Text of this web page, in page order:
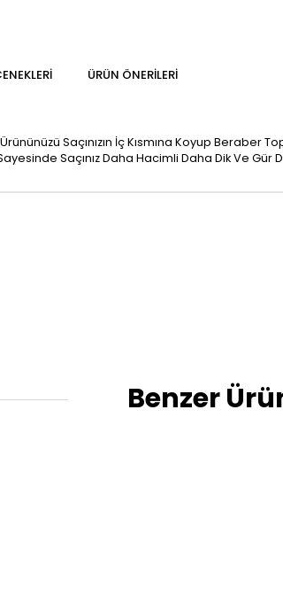
ÜRÜN ÖNERILERI
Saçınızın İç Kısmına Koyup
Saçınız Daha Hacimli Daha Dik Ve
Benzer